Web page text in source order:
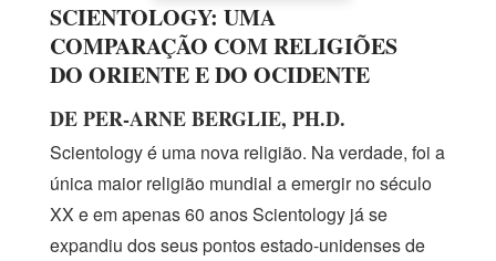
SCIENTOLOGY: UMA
COMPARAÇÃO COM RELIGIÕES
DO ORIENTE E DO OCIDENTE
DE PER‑ARNE BERGLIE, PH.D.
Scientology é uma nova religião. Na verdade, foi a
única maior religião mundial a emergir no século
XX e em apenas60 anosScientology já se
expandiu dos seus pontos estado-unidenses de